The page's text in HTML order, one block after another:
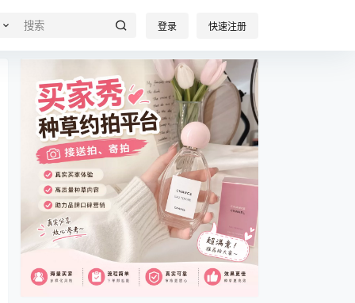
登录 快速注册